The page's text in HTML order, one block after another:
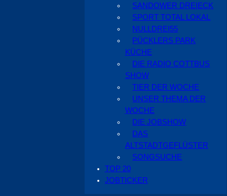
SANDOWER DREIECK
SPORT TOTAL LOKAL
NULLDREI55
PÜCKLERS PARK
KÜCHE
DIE RADIO COTTBUS
SHOW
TIER DER WOCHE
UNSER THEMA DER
WOCHE
DIE JOBSHOW
DAS
ALTSTADTGEFLÜSTER
SONGSUCHE
TOP 20
JOBTICKER